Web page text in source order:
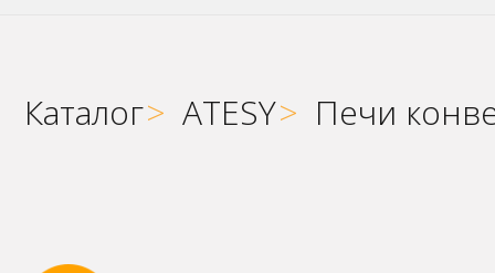
Каталог> ATESY> Печи